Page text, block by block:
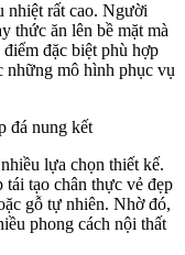
nhiệt rất cao. Người
thức ăn lên bề mặt mà
đặc biệt phù hợp
những mô hình phục vụ
lựa chọn thiết kế.
tạo chân thực vẻ đẹp
gỗ tự nhiên. Nhờ đó,
phong cách nội thất